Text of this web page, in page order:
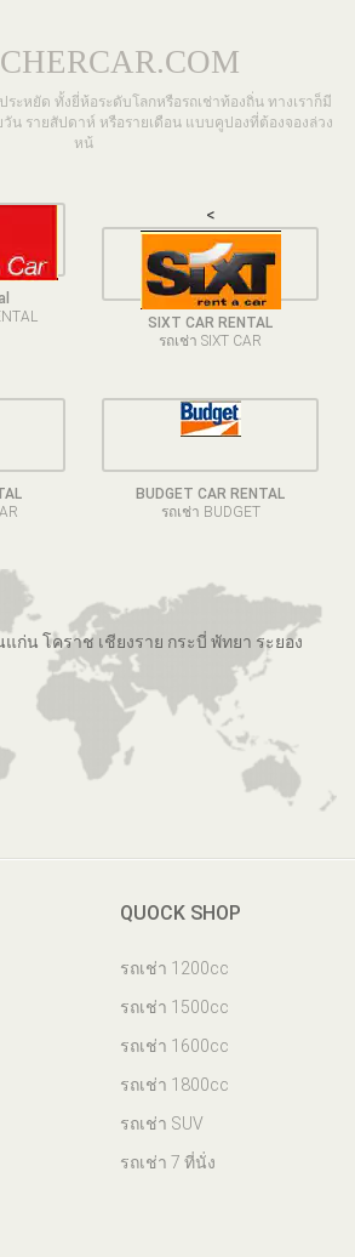
ะหยัด ทั้งยี่ห้อระดับโลกหรือรถเช่าท้องถิ่น ทางเราก็มี
น รายสัปดาห์ หรือรายเดือน แบบคูปองที่ต้องจองล่วง
หน้
<
SIXT CAR RENTAL
รถเช่า SIXT CAR
BUDGET CAR RENTAL
รถเช่า BUDGET
ก่น โคราช เชียงราย กระบี่ พัทยา ระยอง
QUOCK SHOP
รถเช่า 1200cc
รถเช่า 1500cc
รถเช่า 1600cc
รถเช่า 1800cc
รถเช่า SUV
รถเช่า 7 ที่นั่ง